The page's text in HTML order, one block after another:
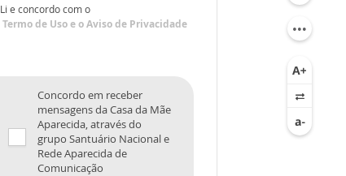
Li e concordo com o
Termo de Usoe oAviso de Privacidade
Concordo em receber
mensagens da Casa da Mãe
Aparecida, através do
grupo Santuário Nacional e
Rede Aparecida de
Comunicação